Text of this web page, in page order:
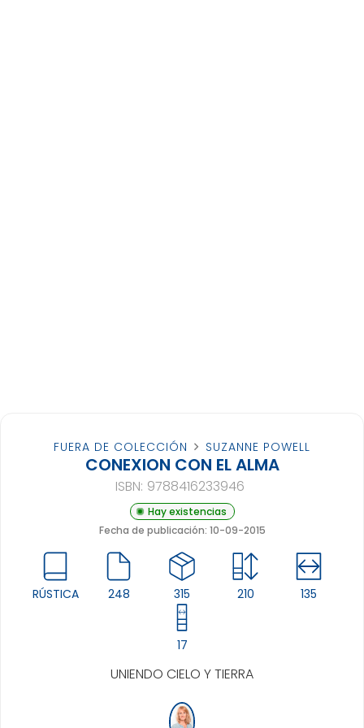
FUERA DE COLECCIÓN SUZANNE POWELL
CONEXION CON EL ALMA
ISBN: 9788416233946
Hay existencias
Fecha de publicación: 10-09-2015
RÚSTICA 248 315 210 135
17
UNIENDO CIELO Y TIERRA